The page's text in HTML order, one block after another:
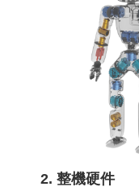
2. 整機硬件